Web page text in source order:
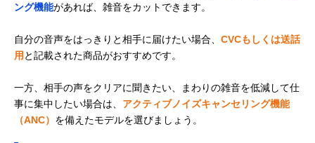
ング機能があれば、雑音をカットできます。
自分の音声をはっきりと相手に届けたい場合、 CVCもしくは送話
用 と記載された商品がおすすめです。
一方、相手の声をクリアに聞きたい、まわりの雑音を低減して仕
事に集中したい場合は、 アクティブノイズキャンセリング機能
（ANC） を備えたモデルを選びましょう。